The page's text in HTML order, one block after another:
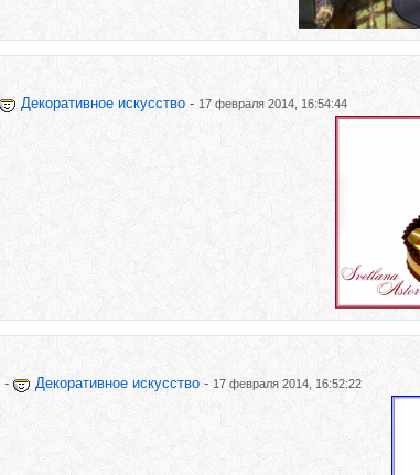
Декоративное искусство - 17 февраля 2014, 16:54:44
- Декоративное искусство - 17 февраля 2014, 16:52:22